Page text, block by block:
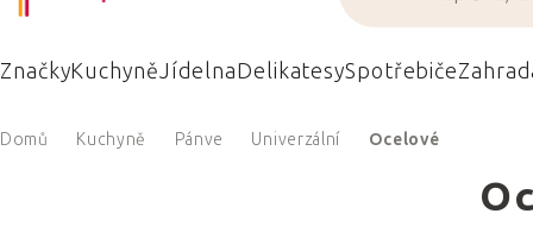
ZnačkyKuchyněJídelnaDelikatesySpotřebiče
Domů Kuchyně Pánve Univerzální Ocelové